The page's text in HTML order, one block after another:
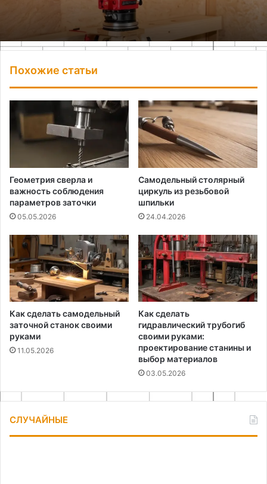
Похожие статьи
Геометрия сверла и
важность соблюдения
параметров заточки
05.05.2026
Самодельный столярный
циркуль из резьбовой
шпильки
24.04.2026
Как сделать самодельный
заточной станок своими
руками
11.05.2026
Как сделать
гидравлический трубогиб
своими руками:
проектирование станины и
выбор материалов
03.05.2026
СЛУЧАЙНЫЕ